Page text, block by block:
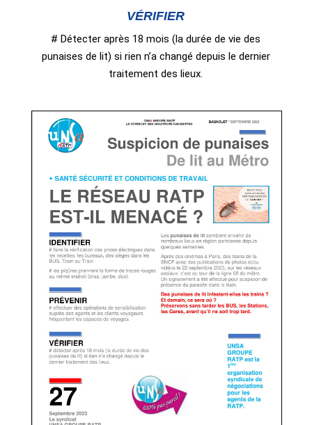
VÉRIFIER
# Détecter après 18 mois (la durée de vie des
punaises de lit) si rien n’a changé depuis le dernier
traitement des lieux.